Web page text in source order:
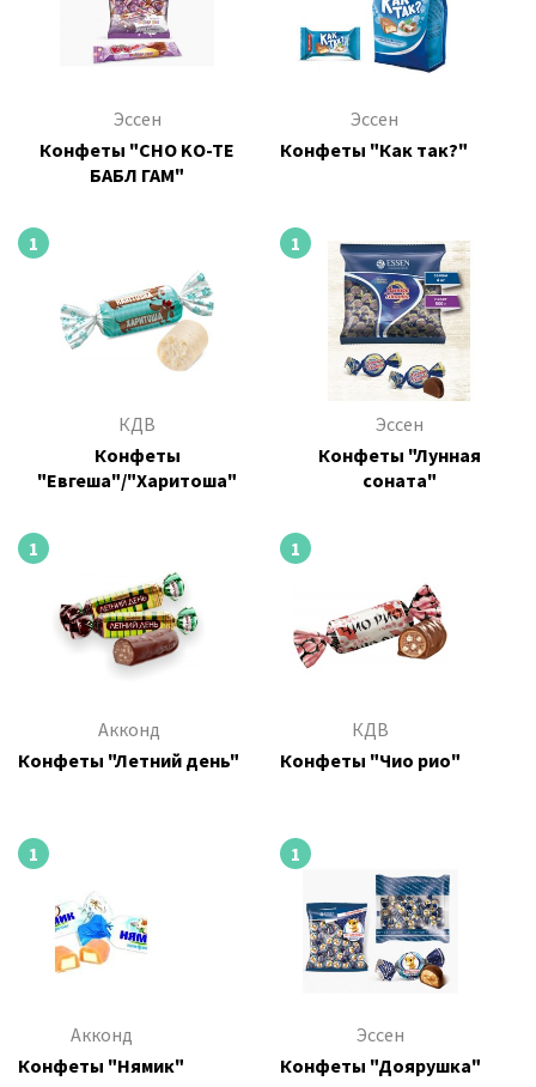
Эссен
Конфеты "CHO KO-TE
БАБЛ ГАМ"
Эссен
Конфеты "Как так?"
1
КДВ
Конфеты
"Евгеша"/"Харитоша"
1
Эссен
Конфеты "Лунная
соната"
1
Акконд
Конфеты "Летний день"
1
КДВ
Конфеты "Чио рио"
1
Акконд
Конфеты "Нямик"
1
Эссен
Конфеты "Доярушка"